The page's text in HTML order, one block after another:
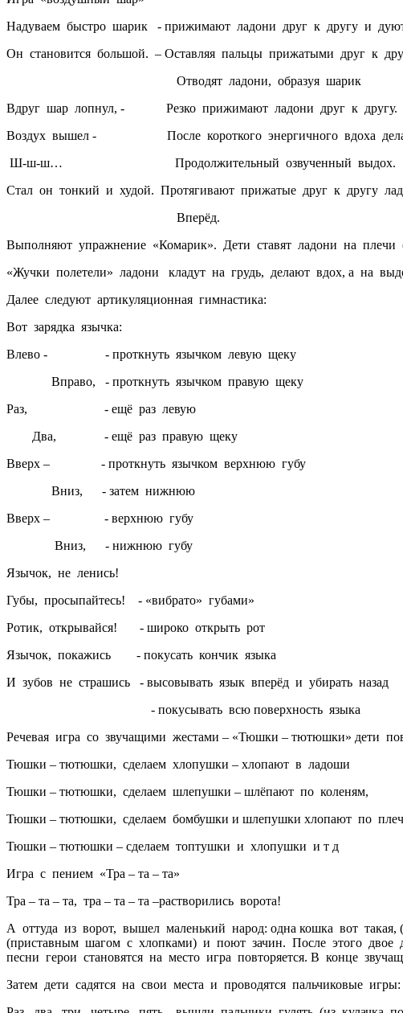
Надуваем быстро шарик - прижимают ладони друг к другу и
Он становится большой. – Оставляя пальцы прижатыми друг к
Отводят ладони, образуя шарик
Вдруг шар лопнул, - Резко прижимают ладони друг к другу.
Воздух вышел - После короткого энергичного вдоха
Ш-ш-ш… Продолжительный озвученный выдох.
Стал он тонкий и худой. Протягивают прижатые друг к другу
Вперёд.
Выполняют упражнение «Комарик». Дети ставят ладони на
«Жучки полетели» ладони кладут на грудь, делают вдох, а на
Далее следуют артикуляционная гимнастика:
Вот зарядка язычка:
Влево - - проткнуть язычком левую щеку
Вправо, - проткнуть язычком правую щеку
Раз, - ещё раз левую
Два, - ещё раз правую щеку
Вверх – - проткнуть язычком верхнюю губу
Вниз, - затем нижнюю
Вверх – - верхнюю губу
Вниз, - нижнюю губу
Язычок, не ленись!
Губы, просыпайтесь! - «вибрато» губами»
Ротик, открывайся! - широко открыть рот
Язычок, покажись - покусать кончик языка
И зубов не страшись - высовывать язык вперёд и убирать назад
- покусывать всю поверхность языка
Речевая игра со звучащими жестами – «Тюшки – тютюшки» дети
Тюшки – тютюшки, сделаем хлопушки – хлопают в ладоши
Тюшки – тютюшки, сделаем шлепушки – шлёпают по коленям,
Тюшки – тютюшки, сделаем бомбушки и шлепушки хлопают по
Тюшки – тютюшки – сделаем топтушки и хлопушки и т д
Игра с пением «Тра – та – та»
Тра – та – та, тра – та – та –растворились ворота!
А оттуда из ворот, вышел маленький народ: одна кошка вот
(приставным шагом с хлопками) и поют зачин. После этого двое
песни герои становятся на место игра повторяется. В конце
Затем дети садятся на свои места и проводятся пальчиковые игры: